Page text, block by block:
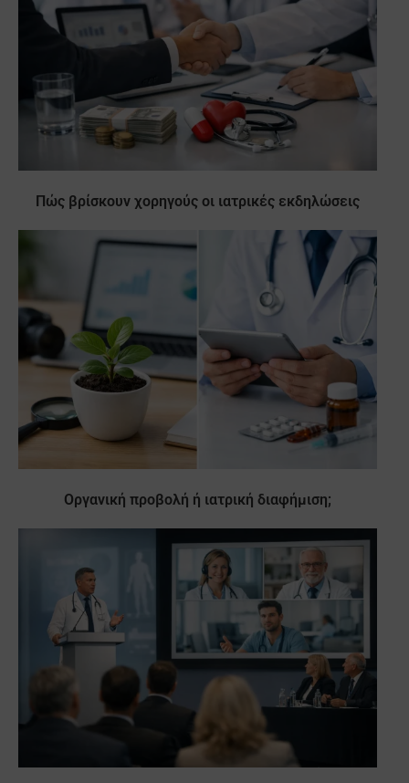
Πώς βρίσκουν χορηγούς οι ιατρικές εκδηλώσεις
Οργανική προβολή ή ιατρική διαφήμιση;